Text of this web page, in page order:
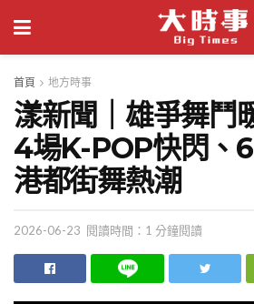
首頁 地方時事
漾新聞｜雄爭舞鬥
4場K-POP快閃、
港都街舞熱潮
2026-06-23 閱讀時間：1 分鐘閱讀